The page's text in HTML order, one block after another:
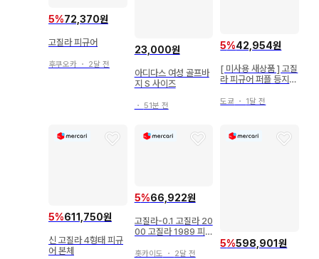
5%72,370원
고질라 피규어
후쿠오카 ・ 2달 전
23,000원
아디다스 여성 골프바
지 S 사이즈
・ 51분 전
5%42,954원
[ 미사용 새상품 ] 고질
라 피규어 퍼플 등지느
도쿄 ・ 1달 전
5%611,750원
신 고질라 4형태 피규
어 본체
5%66,922원
고질라-0.1 고질라 20
00 고질라 1989 피규
홋카이도 ・ 2달 전
5%598,901원